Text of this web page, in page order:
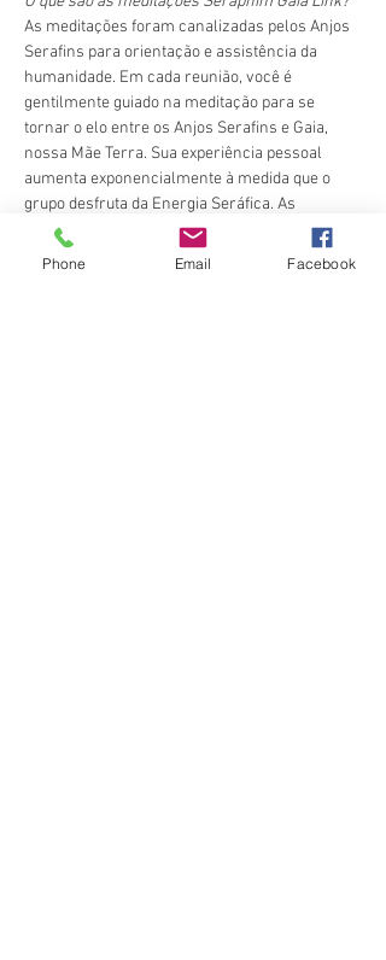
As meditações foram canalizadas pelos Anjos
Serafins para orientação e assistência da
humanidade. Em cada reunião, você é
gentilmente guiado na meditação para se
tornar o elo entre os Anjos Serafins e Gaia,
nossa Mãe Terra. Sua experiência pessoal
aumenta exponencialmente à medida que o
grupo desfruta da Energia Seráfica. As
energias nunca estão estagnadas. As palavras
usadas possuem uma frequência energética
Phone Email Facebook